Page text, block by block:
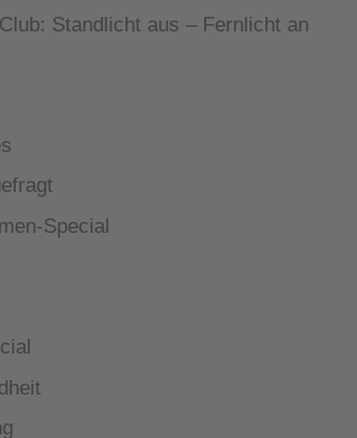
Standlicht aus – Fernlicht an
Special